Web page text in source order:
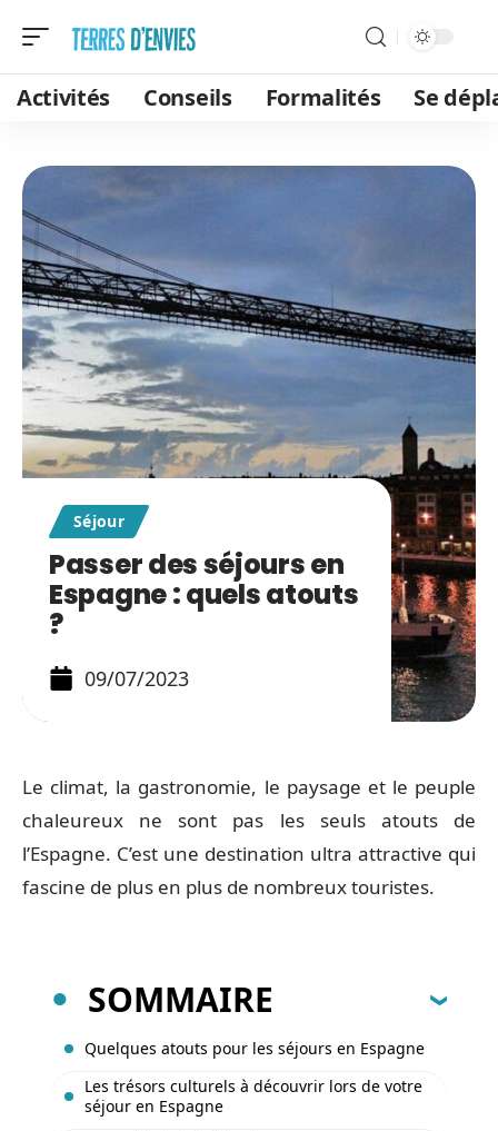
Activités Conseils Formalités Se
Séjour
Passer des séjours en
Espagne : quels atouts
?
09/07/2023
Le climat, la gastronomie, le paysage et le peuple
chaleureux ne sont pas les seuls atouts de
l’Espagne. C’est une destination ultra attractive qui
fascine de plus en plus de nombreux touristes.
SOMMAIRE
Quelques atouts pour les séjours en Espagne
Les trésors culturels à découvrir lors de votre
séjour en Espagne